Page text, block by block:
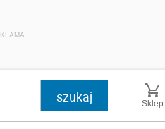
Sklep